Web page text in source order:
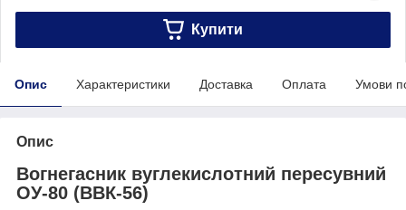
Купити
Опис Характеристики Доставка Оплата Умови
Опис
Вогнегасник вуглекислотний пересувний
ОУ-80 (ВВК-56)